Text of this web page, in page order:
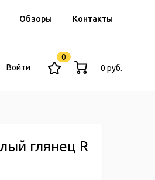
Обзоры Контакты
Войти
0
0 руб.
глянец R